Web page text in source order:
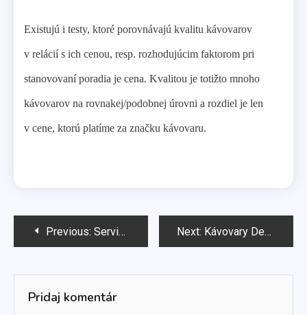
Existujú i testy, ktoré porovnávajú kvalitu kávovarov
v relácií s ich cenou, resp. rozhodujúcim faktorom pri
stanovovaní poradia je cena. Kvalitou je totižto mnoho
kávovarov na rovnakej/podobnej úrovni a rozdiel je len
v cene, ktorú platíme za značku kávovaru.
Navigácia
článku
Previous: Servis kávovarov Next: Kávovary DeLonghi
Pridaj komentár